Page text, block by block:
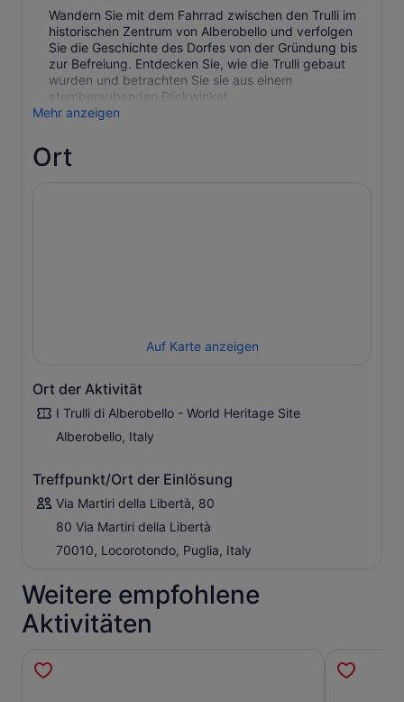
Wandern Sie mit dem Fahrrad zwischen den Trulli im
historischen Zentrum von Alberobello und verfolgen
Sie die Geschichte des Dorfes von der Gründung bis
zur Befreiung. Entdecken Sie, wie die Trulli gebaut
wurden und betrachten Sie sie aus einem
atemberaubenden Blickwinkel.
Mehr anzeigen
Ort
Auf Karte anzeigen
Ort der Aktivität
I Trulli di Alberobello - World Heritage Site
Alberobello, Italy
Treffpunkt/Ort der Einlösung
Via Martiri della Libertà, 80
80 Via Martiri della Libertà
70010, Locorotondo, Puglia, Italy
Weitere empfohlene
Aktivitäten